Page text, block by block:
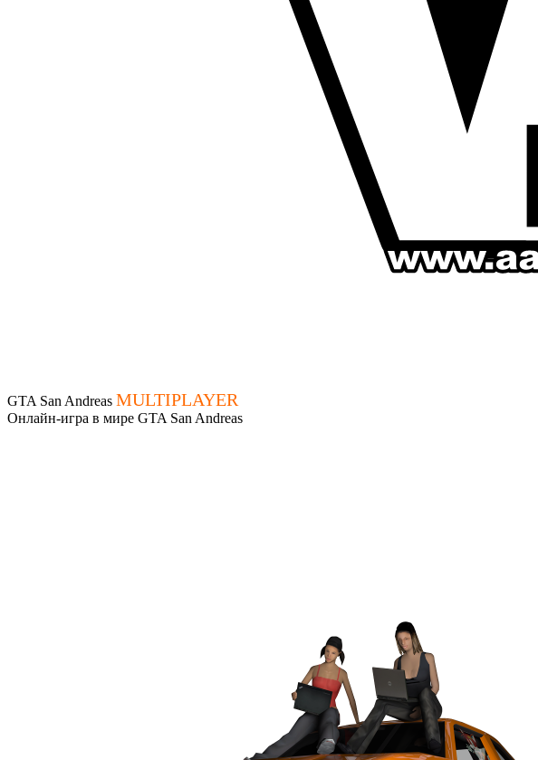
GTA San Andreas MULTIPLAYER
Онлайн-игра в мире GTA San Andreas